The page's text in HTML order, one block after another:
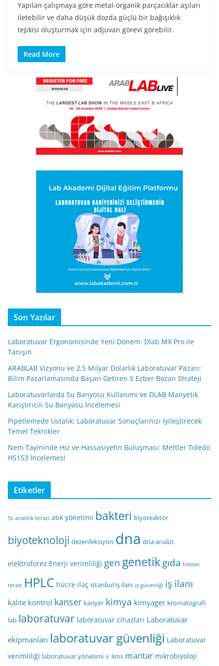
Yapılan çalışmaya göre metal-organik parçacıklar aşıları
iletebilir ve daha düşük dozda güçlü bir bağışıklık
tepkisi oluşturmak için adjuvan görevi görebilir.
Read More
Son Yazılar
Laboratuvar Ergonomisinde Yeni Dönem: Dlab MX Pro ile
Tanışın
ARABLAB Vizyonu ve 2,5 Milyar Dolarlık Laboratuvar Pazarı:
Bilim Pazarlamasında Başarı Getiren 5 Ezber Bozan Strateji
Laboratuvarlarda Su Banyosu Kullanımı ve DLAB Manyetik
Karıştırıcılı Su Banyosu İncelemesi
Pipetlemede Ustalık: Laboratuvar Sonuçlarınızı İyileştirecek
Temel Teknikler
Nem Tayininde Hız ve Hassasiyetin Buluşması: Mettler Toledo
HS153 İncelemesi
Etiketler
5s analitik terazi atık yönetimi bakteri biyoreaktör
biyoteknoloji dezenfeksiyon dna dna analizi
elektroforez Enerji verimliliği gen genetikgıda hassas
terazi HPLC hücre ilaç istanbul iş ilanı iş güvenliği iş ilanı
kalite kontrol kanser kariyer kimya kimyager kromatografi
lab laboratuvar laboratuvar cihazları Laboratuvar
ekipmanları laboratuvar güvenliği Laboratuvar
verimliliği laboratuvar yönetimi lc lims mantar mikrobiyoloji